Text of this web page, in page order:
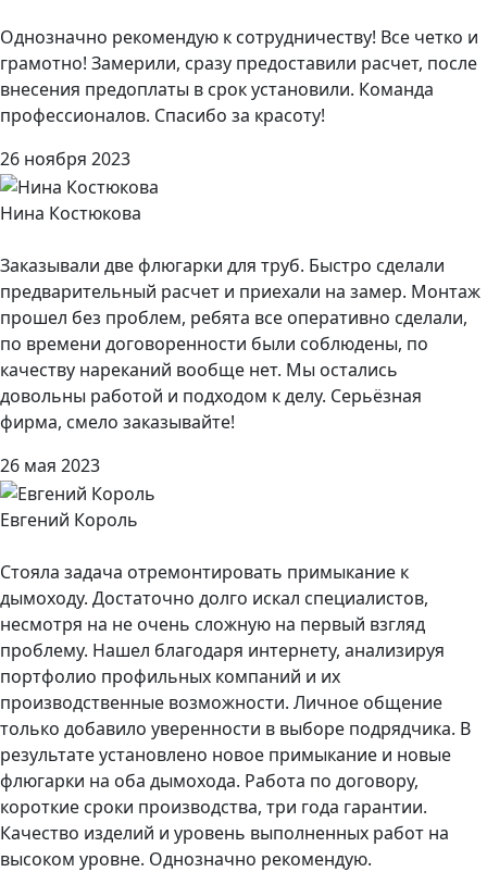
Однозначно рекомендую к сотрудничеству! Все четко и
грамотно! Замерили, сразу предоставили расчет, после
внесения предоплаты в срок установили. Команда
профессионалов. Спасибо за красоту!
26 ноября 2023
Нина Костюкова
Заказывали две флюгарки для труб. Быстро сделали
предварительный расчет и приехали на замер. Монтаж
прошел без проблем, ребята все оперативно сделали,
по времени договоренности были соблюдены, по
качеству нареканий вообще нет. Мы остались
довольны работой и подходом к делу. Серьёзная
фирма, смело заказывайте!
26 мая 2023
Евгений Король
Стояла задача отремонтировать примыкание к
дымоходу. Достаточно долго искал специалистов,
несмотря на не очень сложную на первый взгляд
проблему. Нашел благодаря интернету, анализируя
портфолио профильных компаний и их
производственные возможности. Личное общение
только добавило уверенности в выборе подрядчика. В
результате установлено новое примыкание и новые
флюгарки на оба дымохода. Работа по договору,
короткие сроки производства, три года гарантии.
Качество изделий и уровень выполненных работ на
высоком уровне. Однозначно рекомендую.